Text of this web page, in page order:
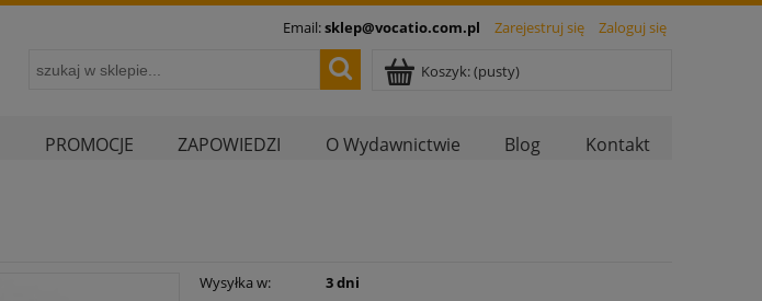
Email:sklep@vocatio.com.pl Zarejestruj się Zaloguj się
Koszyk:(pusty)
PROMOCJE ZAPOWIEDZI O Wydawnictwie Blog Kontakt
Wysyłka w: 3 dni